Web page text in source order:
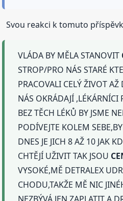
Svou reakci k tomuto
VLÁDA BY MĚLA STANOVIT
STROP/PRO NÁS STARÉ
PRACOVALI CELÝ ŽIVOT
NÁS OKRÁDAJÍ ,LÉKÁRNÍCI
BEZ TĚCH LÉKŮ BY JSME
PODÍVEJTE KOLEM
DNES JE JICH 8 AŽ 10 JAK
CHTĚJÍ UŽIVIT TAK JSOU
VYSOKÉ,MĚ DETRALEX
CHODU,TAKŽE MĚ NIC